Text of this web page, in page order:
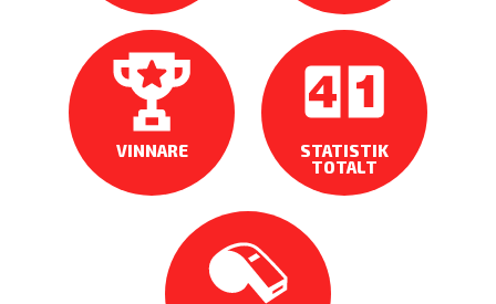
VINNARE
STATISTIK
TOTALT